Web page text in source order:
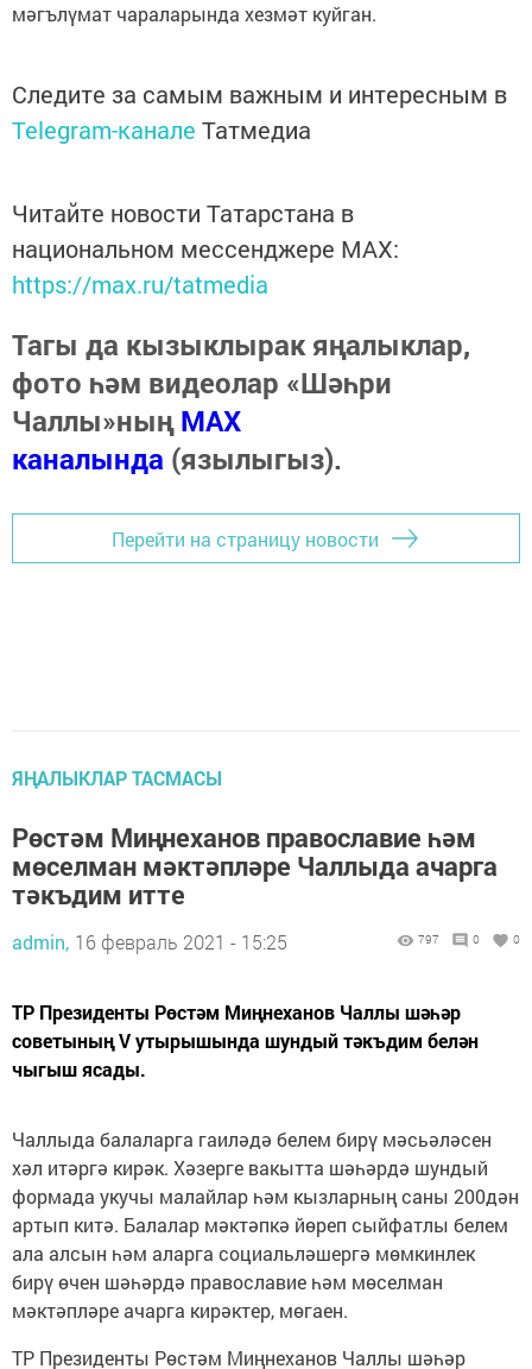
мәгълүмат чараларында хезмәт куйган.
Следите за самым важным и интересным в
Telegram-канале Татмедиа
Читайте новости Татарстана в
национальном мессенджере MАХ:
https://max.ru/tatmedia
Тагы да кызыклырак яңалыклар,
фото һәм видеолар «Шәһри
Чаллы»ныңMAX
каналында (язылыгыз).
Перейти на страницу новости
ЯҢАЛЫКЛАР ТАСМАСЫ
Рөстәм Миңнеханов православие һәм
мөселман мәктәпләре Чаллыда ачарга
тәкъдим итте
admin, 16 февраль 2021 - 15:25 797 0 0
ТР Президенты Рөстәм Миңнеханов Чаллы шәһәр
советының V утырышында шундый тәкъдим белән
чыгыш ясады.
Чаллыда балаларга гаиләдә белем бирү мәсьәләсен
хәл итәргә кирәк. Хәзерге вакытта шәһәрдә шундый
формада укучы малайлар һәм кызларның саны 200дән
артып китә. Балалар мәктәпкә йөреп сыйфатлы белем
ала алсын һәм аларга социальләшергә мөмкинлек
бирү өчен шәһәрдә православие һәм мөселман
мәктәпләре ачарга кирәктер, мөгаен.
ТР Президенты Рөстәм Миңнеханов Чаллы шәһәр